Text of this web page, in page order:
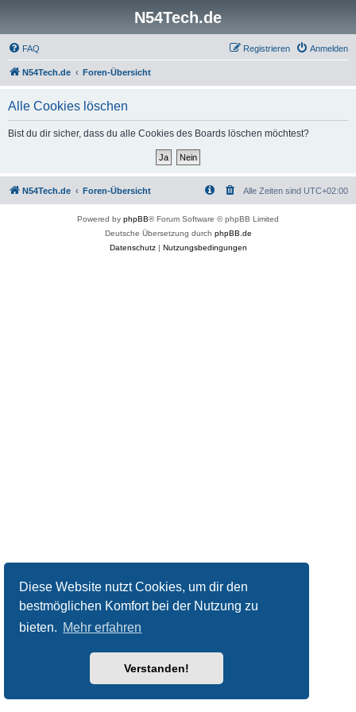
Diese Website nutzt Cookies, um dir den
bestmöglichen Komfort bei der Nutzung zu
bieten. Mehr erfahren
Verstanden!
N54Tech.de
FAQ Anmelden
Registrieren
N54Tech.de Foren-Übersicht
Alle Cookies löschen
Bist du dir sicher, dass du alle Cookies des Boards löschen möchtest?
N54Tech.de Foren-Übersicht Alle Zeiten sind UTC+02:00
Powered by phpBB® Forum Software © phpBB Limited
Deutsche Übersetzung durch phpBB.de
Datenschutz| Nutzungsbedingungen